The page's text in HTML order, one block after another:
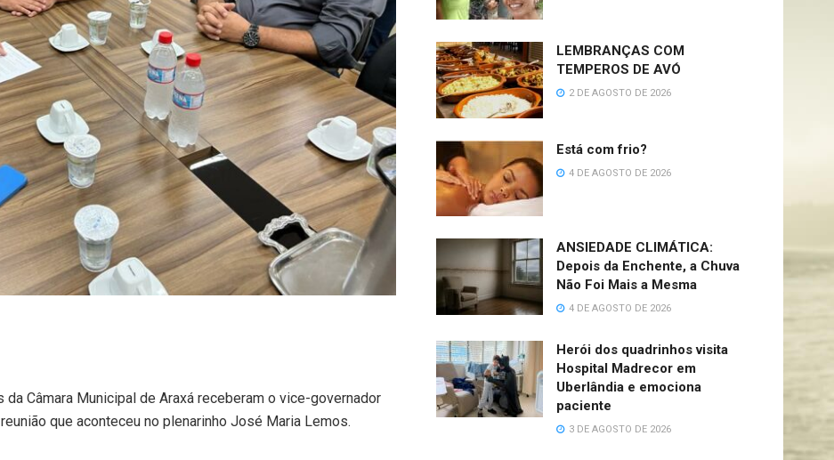
Câmara Municipal de Araxá receberam o vice-governador
que aconteceu no plenarinho José Maria Lemos.
LEMBRANÇAS COM
TEMPEROS DE AVÓ
2 DE AGOSTO DE 2026
Está com frio?
4 DE AGOSTO DE 2026
ANSIEDADE CLIMÁTICA:
Depois da Enchente, a Chuva
Não Foi Mais a Mesma
4 DE AGOSTO DE 2026
Herói dos quadrinhos visita
Hospital Madrecor em
Uberlândia e emociona
paciente
3 DE AGOSTO DE 2026